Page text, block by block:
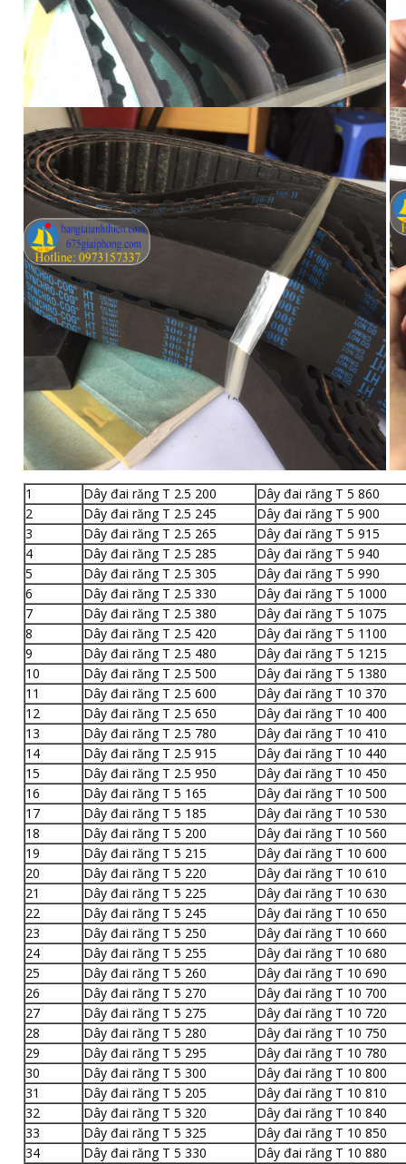
1 Dây đai răng T 2.5 200
Dây đai răng T 5 860
2
Dây đai răng T 2.5 245
Dây đai răng T 5 900
3
Dây đai răng T 2.5 265
Dây đai răng T 5 915
4
Dây đai răng T 2.5 285
Dây đai răng T 5 940
5
Dây đai răng T 2.5 305
Dây đai răng T 5 990
6
Dây đai răng T 2.5 330
Dây đai răng T 5 1000
7
Dây đai răng T 2.5 380
Dây đai răng T 5 1075
8
Dây đai răng T 2.5 420
Dây đai răng T 5 1100
9
Dây đai răng T 2.5 480
Dây đai răng T 5 1215
10
Dây đai răng T 2.5 500
Dây đai răng T 5 1380
11
Dây đai răng T 2.5 600
Dây đai răng T 10 370
12
Dây đai răng T 2.5 650
Dây đai răng T 10 400
13
Dây đai răng T 2.5 780
Dây đai răng T 10 410
14
Dây đai răng T 2.5 915
Dây đai răng T 10 440
15
Dây đai răng T 2.5 950
Dây đai răng T 10 450
16
Dây đai răng T 5 165
Dây đai răng T 10 500
17
Dây đai răng T 5 185
Dây đai răng T 10 530
18
Dây đai răng T 5 200
Dây đai răng T 10 560
19
Dây đai răng T 5 215
Dây đai răng T 10 600
20
Dây đai răng T 5 220
Dây đai răng T 10 610
21
Dây đai răng T 5 225
Dây đai răng T 10 630
22
Dây đai răng T 5 245
Dây đai răng T 10 650
23
Dây đai răng T 5 250
Dây đai răng T 10 660
24
Dây đai răng T 5 255
Dây đai răng T 10 680
25
Dây đai răng T 5 260
Dây đai răng T 10 690
26
Dây đai răng T 5 270
Dây đai răng T 10 700
27
Dây đai răng T 5 275
Dây đai răng T 10 720
28
Dây đai răng T 5 280
Dây đai răng T 10 750
29
Dây đai răng T 5 295
Dây đai răng T 10 780
30
Dây đai răng T 5 300
Dây đai răng T 10 800
31
Dây đai răng T 5 205
Dây đai răng T 10 810
32
Dây đai răng T 5 320
Dây đai răng T 10 840
33
Dây đai răng T 5 325
Dây đai răng T 10 850
34
Dây đai răng T 5 330 Dây đai răng T 10 880